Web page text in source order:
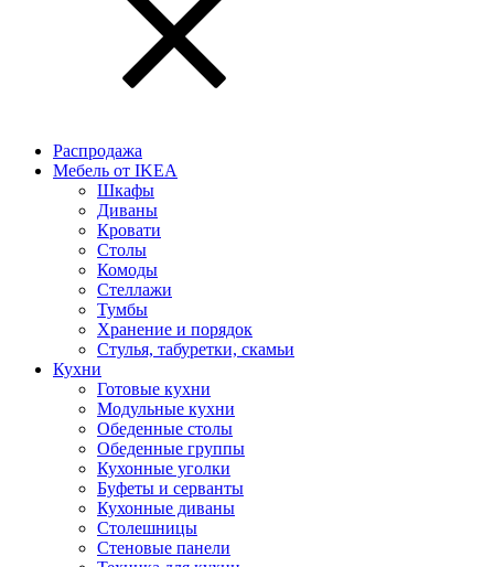
Распродажа
Мебель от IKEA
Шкафы
Диваны
Кровати
Столы
Комоды
Стеллажи
Тумбы
Хранение и порядок
Стулья, табуретки, скамьи
Кухни
Готовые кухни
Модульные кухни
Обеденные столы
Обеденные группы
Кухонные уголки
Буфеты и серванты
Кухонные диваны
Столешницы
Стеновые панели